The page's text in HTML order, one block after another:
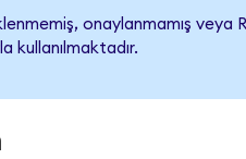
onaylanmamış
kullanılmaktadır.